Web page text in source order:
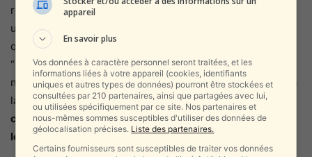
réponse —chanter, filmer, ne pas céder
un acte civique. Elle dit quelque chose d’un pays éprouvé
qui refuse la diabolisation de ses citoyens à l’étranger.
“Nous ne laisserons personne gâcher nos vacances ni
notre dignité”, résume un touriste, drapeau bleu et blanc à
la main. Dans la séquence informationnelle, ces images
contrecarrent le narratif victimairedes activistes : non,
les Israéliens ne se terrent pas.
appareil
En savoir plus
Vos données à caractère personnel seront traitées, et les
informations liées à votre appareil (cookies, identifiants
uniques et autres types de données) pourront être stockées et
consultées par 210 partenaires, ainsi que partagées avec lui,
ou utilisées spécifiquement par ce site. Nos partenaires et
nous-mêmes sommes susceptibles d'utiliser des données de
géolocalisation précises. Liste des partenaires.
Certains fournisseurs sont susceptibles de traiter vos données